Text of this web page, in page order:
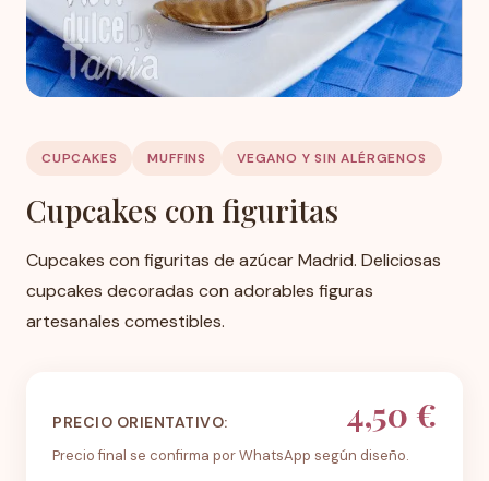
CUPCAKES MUFFINS VEGANO Y SIN ALÉRGENOS
Cupcakes con figuritas
Cupcakes con figuritas de azúcar Madrid. Deliciosas
cupcakes decoradas con adorables figuras
artesanales comestibles.
PRECIO ORIENTATIVO: 4,50 €
Precio final se confirma por WhatsApp según diseño.